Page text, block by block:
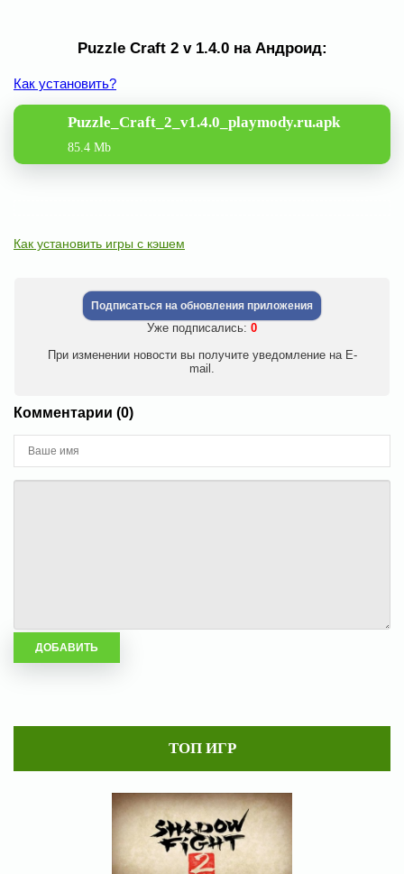
Puzzle Craft 2 v 1.4.0 на Андроид:
Как установить?
Puzzle_Craft_2_v1.4.0_playmody.ru.apk
85.4 Mb
Как установить игры с кэшем
Подписаться на обновления приложения
Уже подписались: 0
При изменении новости вы получите уведомление на E-
mail.
Комментарии (0)
ТОП ИГР